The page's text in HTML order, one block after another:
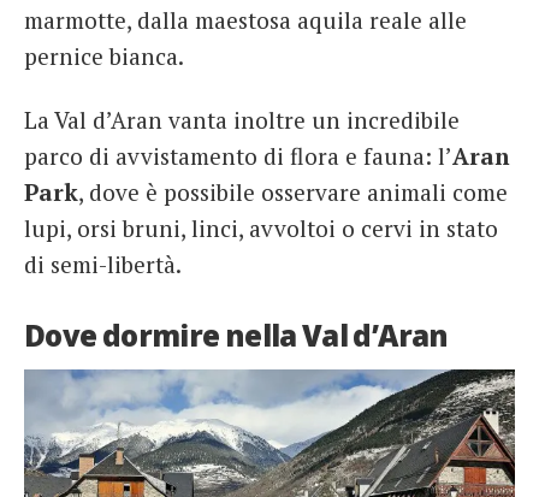
marmotte, dalla maestosa aquila reale alle
pernice bianca.
La Val d’Aran vanta inoltre un incredibile
parco di avvistamento di flora e fauna: l’Aran
Park, dove è possibile osservare animali come
lupi, orsi bruni, linci, avvoltoi o cervi in stato
di semi-libertà.
Dove dormire nella Val d’Aran